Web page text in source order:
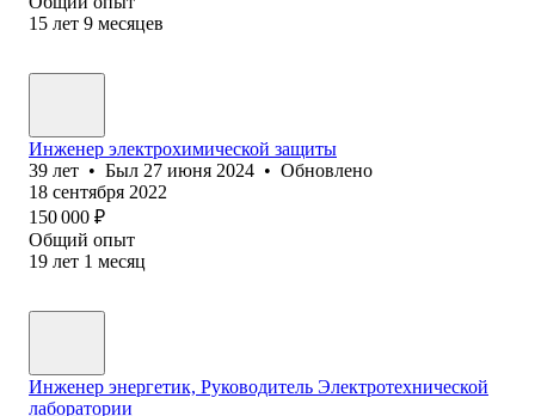
15 лет 9 месяцев
Инженер электрохимической защиты
39 лет • Был 27 июня 2024 • Обновлено
18 сентября 2022
150 000 ₽
Общий опыт
19 лет 1 месяц
Инженер энергетик, Руководитель Электротехнической
лаборатории